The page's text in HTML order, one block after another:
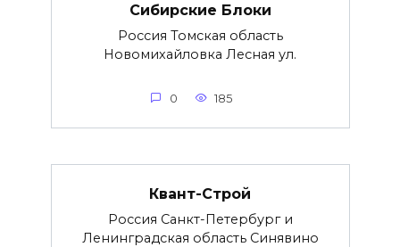
Сибирские Блоки
Россия Томская область
Новомихайловка Лесная ул.
0 185
Квант-Строй
Россия Санкт-Петербург и
Ленинградская область Синявино